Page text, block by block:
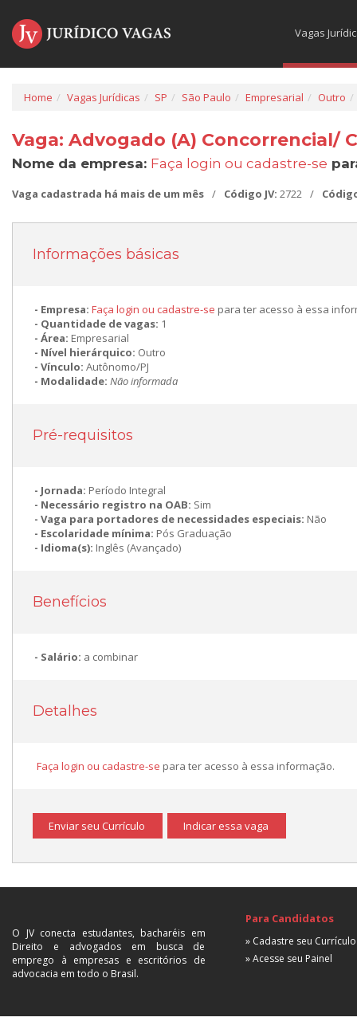
Vagas
Home Vagas Jurídicas SP São Paulo Empresarial Outro
Vaga: Advogado (A) Concorrencial/
Nome da empresa: Faça login ou cadastre-se
Vaga cadastrada há mais de um mês / Código JV: 2722 /
Informações básicas
Empresa: Faça login ou cadastre-se para ter acesso à essa
Quantidade de vagas: 1
Área: Empresarial
Nível hierárquico: Outro
Vínculo: Autônomo/PJ
Modalidade: Não informada
Pré-requisitos
Jornada: Período Integral
Necessário registro na OAB: Sim
Vaga para portadores de necessidades especiais: Não
Escolaridade mínima: Pós Graduação
Idioma(s): Inglês (Avançado)
Benefícios
Salário: a combinar
Detalhes
Faça login ou cadastre-se para ter acesso à essa informação.
Enviar seu Currículo Indicar essa vaga
O JV conecta estudantes, bacharéis em
Direito e advogados em busca de
emprego à empresas e escritórios de
advocacia em todo o Brasil.
Para Candidatos
» Cadastre seu Currículo
» Acesse seu Painel